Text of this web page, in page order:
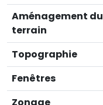
Aménagement du
terrain
Topographie
Fenêtres